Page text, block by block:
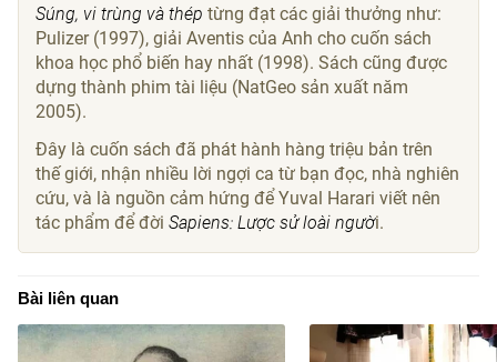
Súng, vi trùng và thép từng đạt các giải thưởng như:
Pulizer (1997), giải Aventis của Anh cho cuốn sách
khoa học phổ biến hay nhất (1998). Sách cũng được
dựng thành phim tài liệu (NatGeo sản xuất năm
2005).
Đây là cuốn sách đã phát hành hàng triệu bản trên
thế giới, nhận nhiều lời ngợi ca từ bạn đọc, nhà nghiên
cứu, và là nguồn cảm hứng để Yuval Harari viết nên
tác phẩm để đờiSapiens: Lược sử loài người.
Bài liên quan